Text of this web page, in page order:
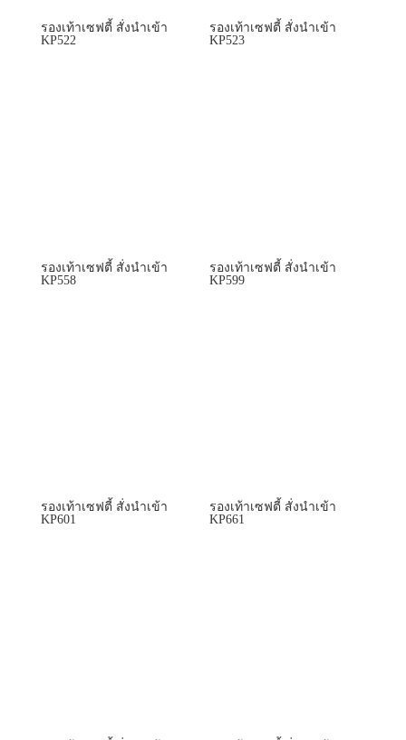
รองเท้าเซฟตี้ สั่งนำเข้า
KP522
รองเท้าเซฟตี้ สั่งนำเข้า
KP523
รองเท้าเซฟตี้ สั่งนำเข้า
KP558
รองเท้าเซฟตี้ สั่งนำเข้า
KP599
รองเท้าเซฟตี้ สั่งนำเข้า
KP601
รองเท้าเซฟตี้ สั่งนำเข้า
KP661